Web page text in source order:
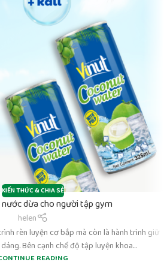
KIẾN THỨC & CHIA SẺ
dừa cho người tập gym
helen
rèn luyện cơ bắp mà còn là hành trình giữ
Bên cạnh chế độ tập luyện khoa...
READING